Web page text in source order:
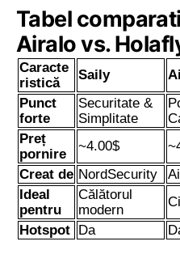
Tabel
Airalo vs.
Caracte
ristică
Saily
Punct
forte
Securitate &
Simplitate
Preț
pornire
~4.00$
Creat de NordSecurity
Ideal
pentru
Călătorul
modern
Hotspot Da